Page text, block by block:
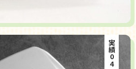
実績04